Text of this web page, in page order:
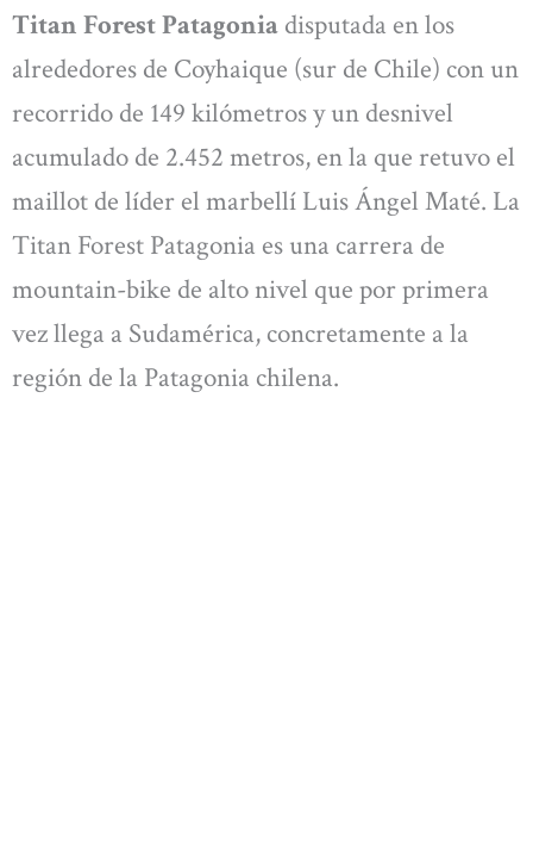
Titan Forest Patagonia disputada en los
alrededores de Coyhaique (sur de Chile) con un
recorrido de 149 kilómetros y un desnivel
acumulado de 2.452 metros, en la que retuvo el
maillot de líder el marbellí Luis Ángel Maté. La
Titan Forest Patagonia es una carrera de
mountain-bike de alto nivel que por primera
vez llega a Sudamérica, concretamente a la
región de la Patagonia chilena.